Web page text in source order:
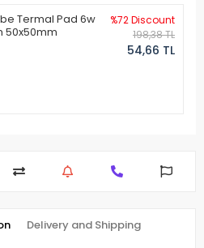
Termal Pad 6w
50x50mm
%72 Discount
198,38 TL
54,66 TL
Delivery and Shipping